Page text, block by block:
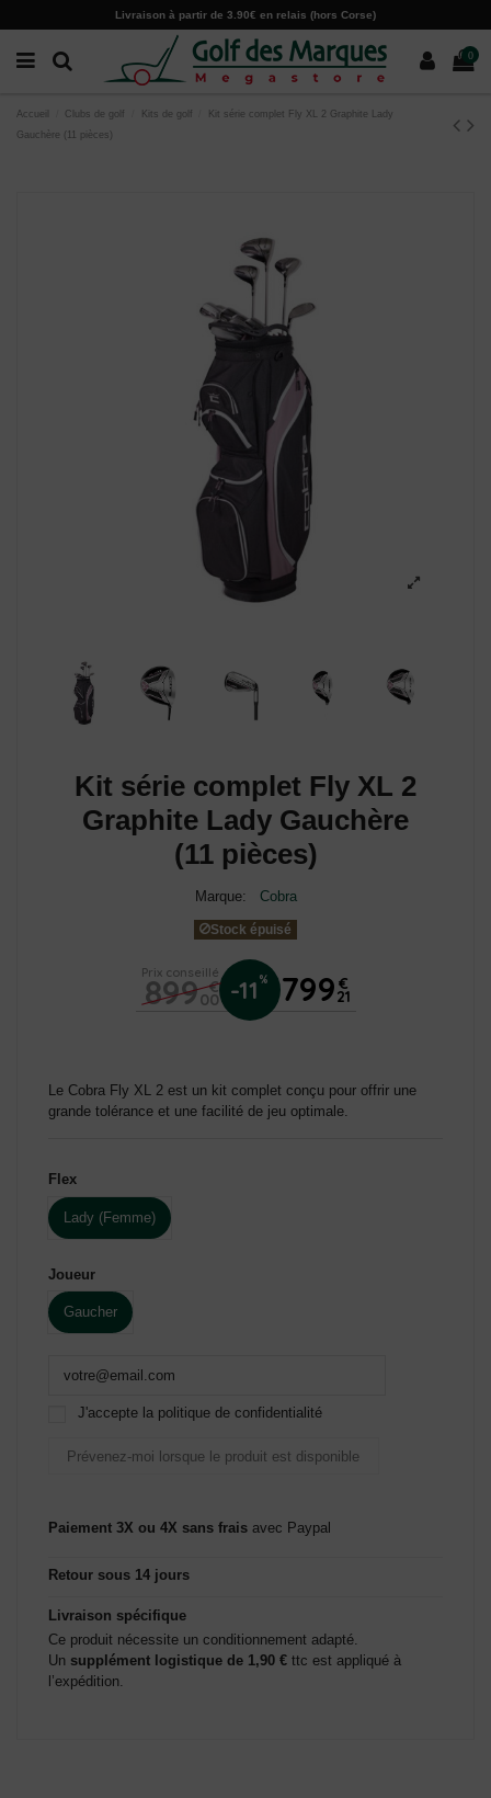
Livraison à partir de 3.90€ en relais (hors Corse)
0
Accueil Clubs de golf Kits de golf
Kit série complet Fly XL 2 Graphite Lady
Gauchère (11 pièces)
Kit série complet Fly XL 2
Graphite Lady Gauchère
(11 pièces)
Marque: Cobra
Stock épuisé
Prix conseillé
899 €
00 -11 % 799 €
21
Le Cobra Fly XL 2 est un kit complet conçu pour offrir une
grande tolérance et une facilité de jeu optimale.
Flex
Lady (Femme)
Joueur
Gaucher
J'accepte la politique de confidentialité
Paiement 3X ou 4X sans frais avec Paypal
Retour sous 14 jours
Livraison spécifique
Ce produit nécessite un conditionnement adapté.
Un supplément logistique de 1,90 € ttc est appliqué à
l’expédition.
Paramètres des cookies